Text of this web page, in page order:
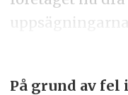
uppsägningarna,
På grund av fel